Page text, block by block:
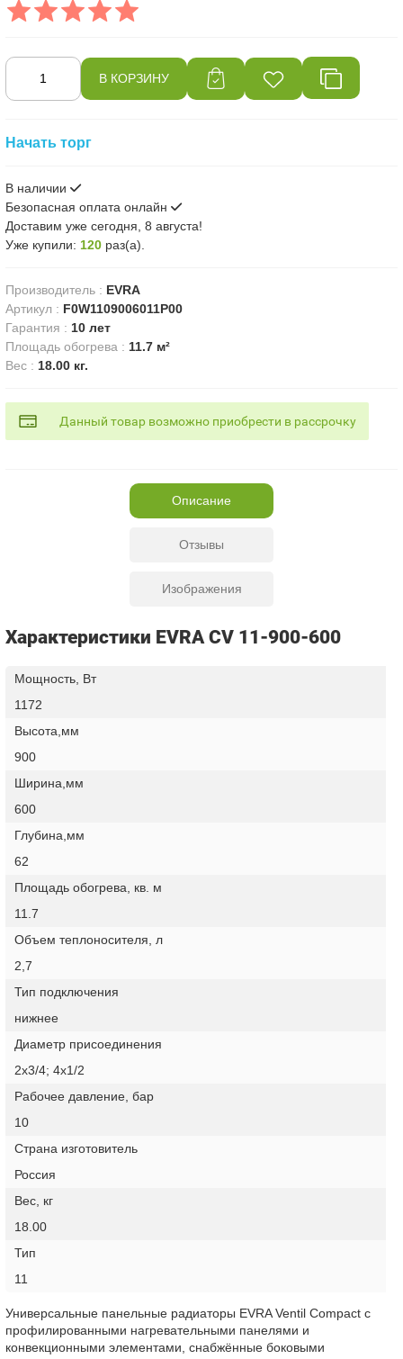
Начать торг
В наличии
Безопасная оплата онлайн
Доставимуже сегодня, 8 августа!
Уже купили: 120 раз(a).
Производитель : EVRA
Артикул : F0W1109006011P00
Гарантия : 10 лет
Площадь обогрева : 11.7 м²
Вес : 18.00 кг.
Данный товар возможно приобрести в рассрочку
Описание
Отзывы
Изображения
Характеристики EVRA CV 11-900-600
Мощность, Вт
1172
Высота,мм
900
Ширина,мм
600
Глубина,мм
62
Площадь обогрева, кв. м
11.7
Объем теплоносителя, л
2,7
Тип подключения
нижнее
Диаметр присоединения
2х3/4; 4х1/2
Рабочее давление, бар
10
Страна изготовитель
Россия
Вес, кг
18.00
Тип
11
Универсальные панельные радиаторы EVRA Ventil Compact с
профилированными нагревательными панелями и
конвекционными элементами, снабжённые боковыми